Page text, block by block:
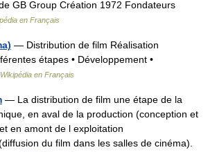
GB Group Création 1972 Fondateurs
en Français
— Distribution de film Réalisation
étapes • Développement •
Wikipédia en Français
— La distribution de film une étape de la
en aval de la production (conception et
en amont de l exploitation
du film dans les salles de cinéma).